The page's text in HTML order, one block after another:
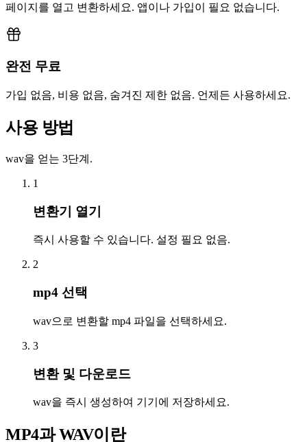
페이지를 열고 변환하세요. 앱이나 가입이 필요 없습니다.
완전 무료
가입 없음, 비용 없음, 숨겨진 제한 없음. 언제든 사용하세요.
사용 방법
wav을 얻는 3단계.
1
변환기 열기
즉시 사용할 수 있습니다. 설정 필요 없음.
2
mp4 선택
wav으로 변환할 mp4 파일을 선택하세요.
3
변환 및 다운로드
wav을 즉시 생성하여 기기에 저장하세요.
MP4과 WAV이란